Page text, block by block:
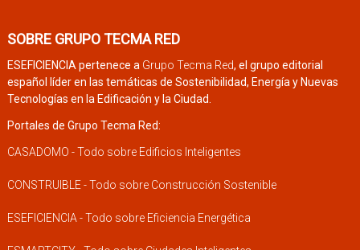
SOBRE GRUPO TECMA RED
ESEFICIENCIA pertenece a Grupo Tecma Red, el grupo editorial
español líder en las temáticas de Sostenibilidad, Energía y Nuevas
Tecnologías en la Edificación y la Ciudad.
Portales de Grupo Tecma Red:
CASADOMO - Todo sobre Edificios Inteligentes
CONSTRUIBLE - Todo sobre Construcción Sostenible
ESEFICIENCIA - Todo sobre Eficiencia Energética